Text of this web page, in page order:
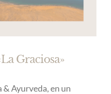
Graciosa»
Ayurveda, en un